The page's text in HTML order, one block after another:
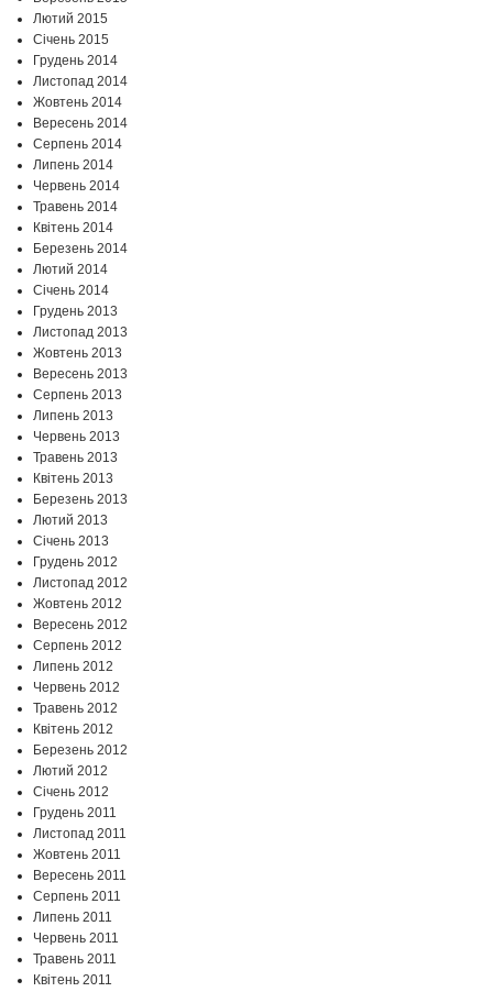
Лютий 2015
Січень 2015
Грудень 2014
Листопад 2014
Жовтень 2014
Вересень 2014
Серпень 2014
Липень 2014
Червень 2014
Травень 2014
Квітень 2014
Березень 2014
Лютий 2014
Січень 2014
Грудень 2013
Листопад 2013
Жовтень 2013
Вересень 2013
Серпень 2013
Липень 2013
Червень 2013
Травень 2013
Квітень 2013
Березень 2013
Лютий 2013
Січень 2013
Грудень 2012
Листопад 2012
Жовтень 2012
Вересень 2012
Серпень 2012
Липень 2012
Червень 2012
Травень 2012
Квітень 2012
Березень 2012
Лютий 2012
Січень 2012
Грудень 2011
Листопад 2011
Жовтень 2011
Вересень 2011
Серпень 2011
Липень 2011
Червень 2011
Травень 2011
Квітень 2011